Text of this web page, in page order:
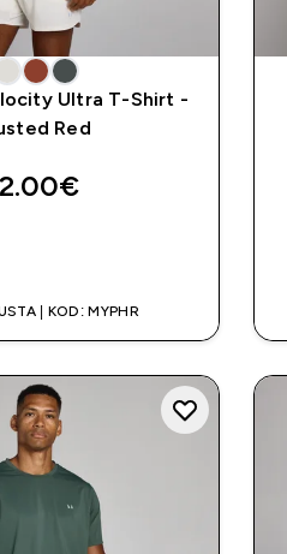
Ultra T-Shirt -
Red
| KOD: MYPHR